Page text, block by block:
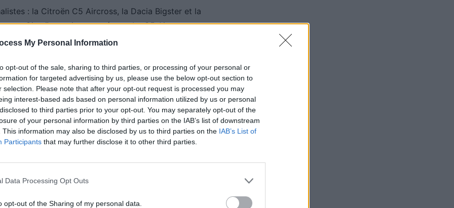
My Personal Information
opt-out of the sale, sharing to third parties, or processing of your personal or
for targeted advertising by us, please use the below opt-out section to
selection. Please note that after your opt-out request is processed you may
interest-based ads based on personal information utilized by us or personal
to third parties prior to your opt-out. You may separately opt-out of the
of your personal information by third parties on the IAB’s list of downstream
This information may also be disclosed by us to third parties on the IAB’s List of
Participants that may further disclose it to other third parties.
Data Processing Opt Outs
opt-out of the Sharing of my personal data.
: la Citroën C5 Aircross, la Dacia Bigster et la
que Citroën atteint cette étape. Le C5 Aircross a
et son confort. Dacia aussi revient avec le
prix. Renault, quant à elle, participe pour la
véhicules ayant déjà été finalistes ou vainqueurs
SUV électrique Elroq, salué pour sa cohérence.
une citadine partagée avec la plateforme de la
L’Allemagne est représentée par la
dotée d’une plateforme 800 V, capable de
792 km. Enfin, la Kia EV4, un crossover